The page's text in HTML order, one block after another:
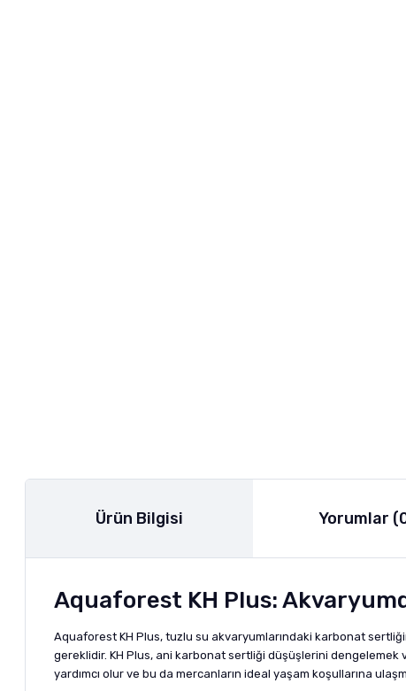
Ürün Bilgisi Yorumlar
Aquaforest KH Plus:
Aquaforest KH Plus, tuzlu su akvaryumlarındaki karbonat
gereklidir. KH Plus, ani karbonat sertliği düşüşlerini dengelemek
yardımcı olur ve bu da mercanların ideal yaşam koşullarına